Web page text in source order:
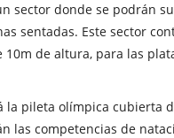
sector donde se podrán
sentadas. Este sector
de altura, para las
la pileta olímpica cubierta
las competencias de